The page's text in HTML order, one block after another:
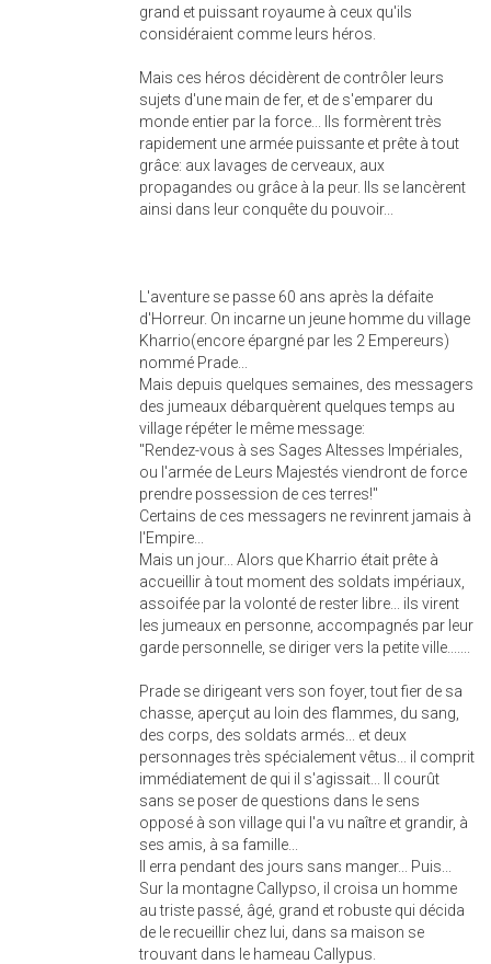
grand et puissant royaume à ceux qu'ils
considéraient comme leurs héros.
Mais ces héros décidèrent de contrôler leurs
sujets d'une main de fer, et de s'emparer du
monde entier par la force... Ils formèrent très
rapidement une armée puissante et prête à tout
grâce: aux lavages de cerveaux, aux
propagandes ou grâce à la peur. Ils se lancèrent
ainsi dans leur conquête du pouvoir...
L'aventure se passe 60 ans après la défaite
d'Horreur. On incarne un jeune homme du village
Kharrio(encore épargné par les 2 Empereurs)
nommé Prade...
Mais depuis quelques semaines, des messagers
des jumeaux débarquèrent quelques temps au
village répéter le même message:
"Rendez-vous à ses Sages Altesses Impériales,
ou l'armée de Leurs Majestés viendront de force
prendre possession de ces terres!"
Certains de ces messagers ne revinrent jamais à
l'Empire...
Mais un jour... Alors que Kharrio était prête à
accueillir à tout moment des soldats impériaux,
assoifée par la volonté de rester libre... ils virent
les jumeaux en personne, accompagnés par leur
garde personnelle, se diriger vers la petite ville.......
Prade se dirigeant vers son foyer, tout fier de sa
chasse, aperçut au loin des flammes, du sang,
des corps, des soldats armés... et deux
personnages très spécialement vêtus... il comprit
immédiatement de qui il s'agissait... Il courût
sans se poser de questions dans le sens
opposé à son village qui l'a vu naître et grandir, à
ses amis, à sa famille...
Il erra pendant des jours sans manger... Puis...
Sur la montagne Callypso, il croisa un homme
au triste passé, âgé, grand et robuste qui décida
de le recueillir chez lui, dans sa maison se
trouvant dans le hameau Callypus.